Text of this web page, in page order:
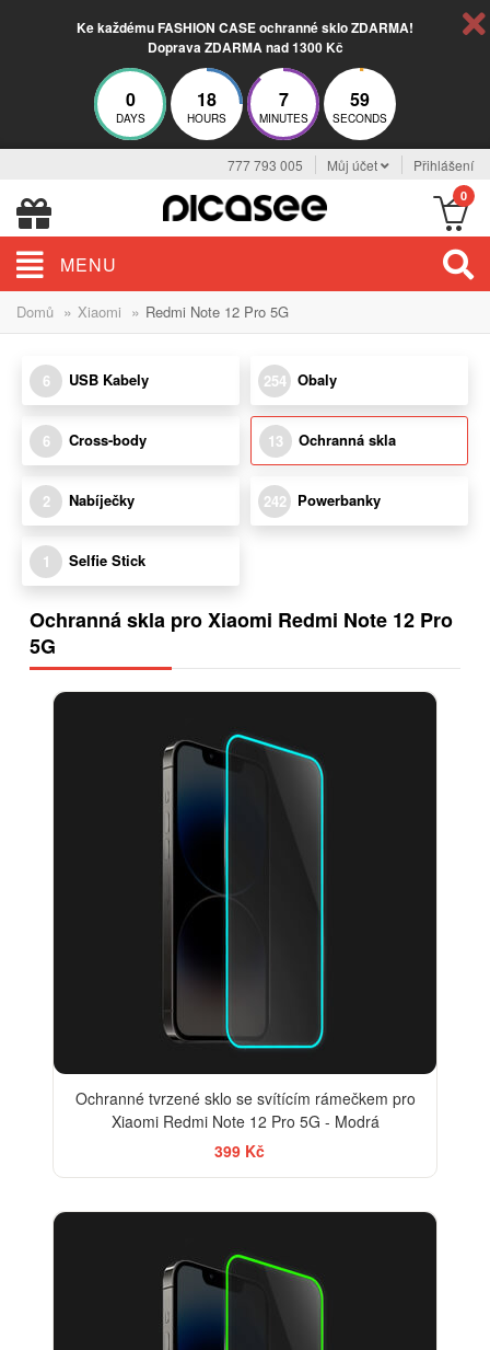
Ke každému FASHION CASE ochranné sklo ZDARMA!
Doprava ZDARMA nad 1300 Kč
0
DAYS
18
HOURS
7
MINUTES
59
SECONDS
777 793 005 Můj účet Přihlášení
0
MENU
Domů » Xiaomi » Redmi Note 12 Pro 5G
6 USB Kabely 254 Obaly
6 Cross-body 13 Ochranná skla
2 Nabíječky 242 Powerbanky
1 Selfie Stick
Ochranná skla pro Xiaomi Redmi Note 12 Pro
5G
Ochranné tvrzené sklo se svítícím rámečkem pro
Xiaomi Redmi Note 12 Pro 5G - Modrá
399 Kč